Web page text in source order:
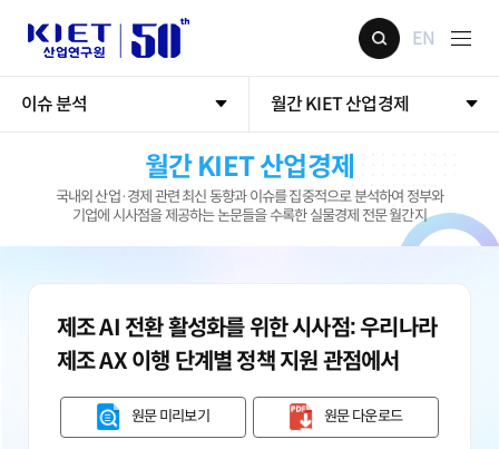
EN
이슈 분석 월간 KIET 산업경제
월간 KIET 산업경제
국내외 산업·경제 관련 최신 동향과 이슈를 집중적으로 분석하여 정부와
기업에 시사점을 제공하는 논문들을 수록한 실물경제 전문 월간지
제조 AI 전환 활성화를 위한 시사점: 우리나라
제조 AX 이행 단계별 정책 지원 관점에서
원문 미리보기 원문 다운로드